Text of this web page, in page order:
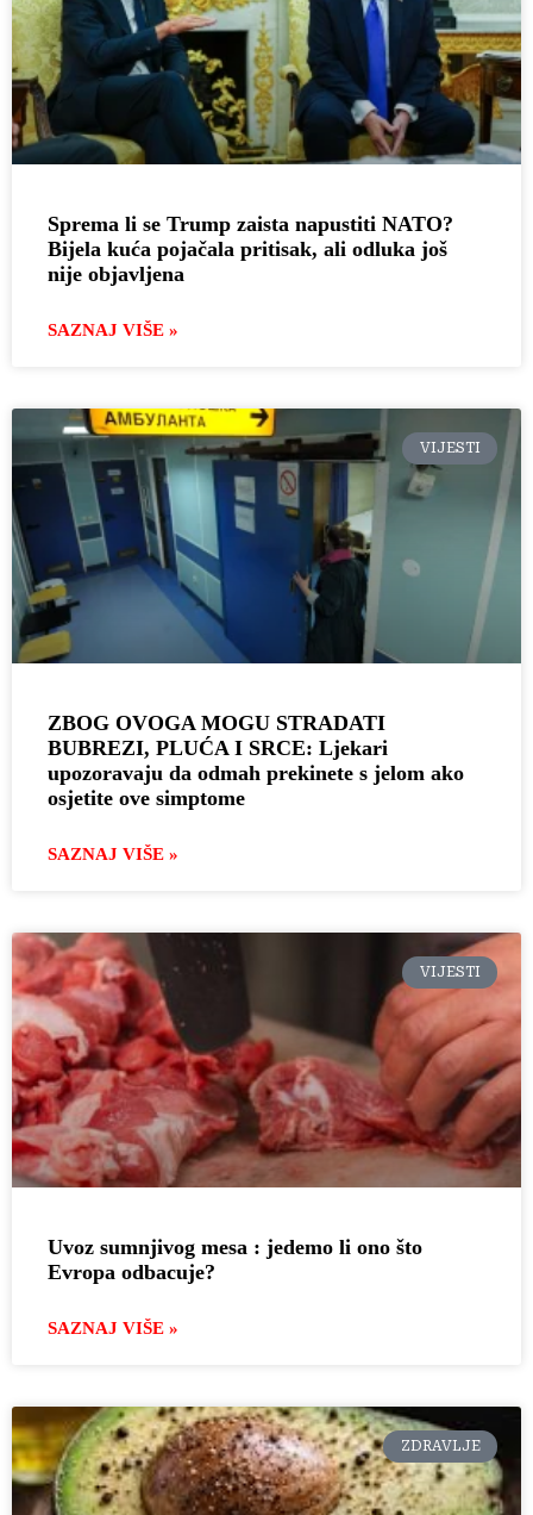
Sprema li se Trump zaista napustiti NATO?
Bijela kuća pojačala pritisak, ali odluka još
nije objavljena
SAZNAJ VIŠE »
VIJESTI
ZBOG OVOGA MOGU STRADATI
BUBREZI, PLUĆA I SRCE: Ljekari
upozoravaju da odmah prekinete s jelom ako
osjetite ove simptome
SAZNAJ VIŠE »
VIJESTI
Uvoz sumnjivog mesa : jedemo li ono što
Evropa odbacuje?
SAZNAJ VIŠE »
ZDRAVLJE